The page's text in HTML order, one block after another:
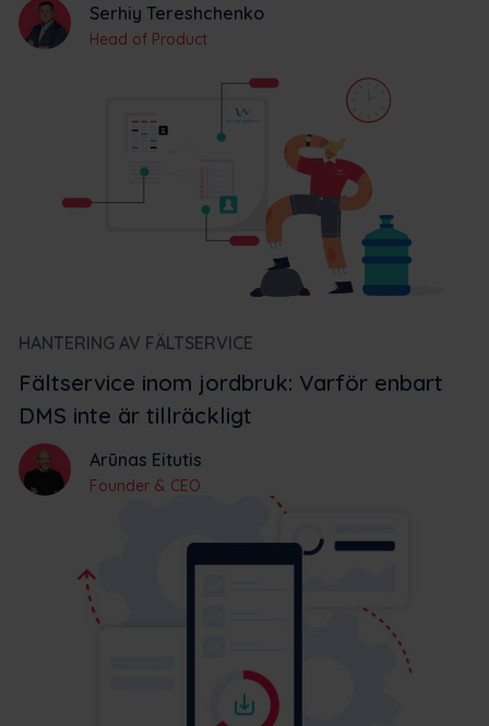
Serhiy Tereshchenko
Head of Product
HANTERING AV FÄLTSERVICE
Fältservice inom jordbruk: Varför enbart
DMS inte är tillräckligt
Arūnas Eitutis
Founder & CEO